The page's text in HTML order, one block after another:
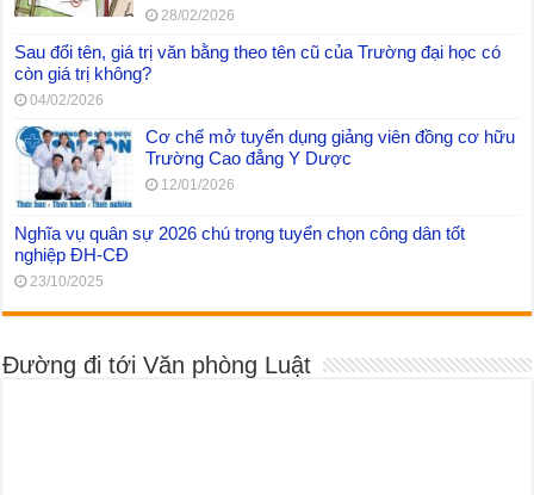
28/02/2026
Sau đổi tên, giá trị văn bằng theo tên cũ của Trường đại học có
còn giá trị không?
04/02/2026
Cơ chế mở tuyển dụng giảng viên đồng cơ hữu
Trường Cao đẳng Y Dược
12/01/2026
Nghĩa vụ quân sự 2026 chú trọng tuyển chọn công dân tốt
nghiệp ĐH-CĐ
23/10/2025
Đường đi tới Văn phòng Luật